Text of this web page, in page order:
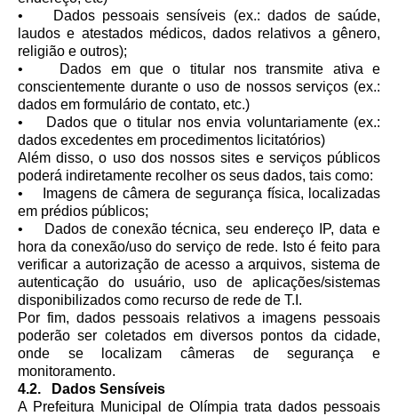
• Dados pessoais sensíveis (ex.: dados de saúde,
laudos e atestados médicos, dados relativos a gênero,
religião e outros);
• Dados em que o titular nos transmite ativa e
conscientemente durante o uso de nossos serviços (ex.:
dados em formulário de contato, etc.)
• Dados que o titular nos envia voluntariamente (ex.:
dados excedentes em procedimentos licitatórios)
Além disso, o uso dos nossos sites e serviços públicos
poderá indiretamente recolher os seus dados, tais como:
• Imagens de câmera de segurança física, localizadas
em prédios públicos;
• Dados de conexão técnica, seu endereço IP, data e
hora da conexão/uso do serviço de rede. Isto é feito para
verificar a autorização de acesso a arquivos, sistema de
autenticação do usuário, uso de aplicações/sistemas
disponibilizados como recurso de rede de T.I.
Por fim, dados pessoais relativos a imagens pessoais
poderão ser coletados em diversos pontos da cidade,
onde se localizam câmeras de segurança e
monitoramento.
4.2. Dados Sensíveis
A Prefeitura Municipal de Olímpia trata dados pessoais